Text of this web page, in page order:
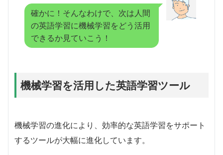
確かに！そんなわけで、次は人間
の英語学習に機械学習をどう活用
できるか見ていこう！
機械学習を活用した英語学習ツール
機械学習の進化により、効率的な英語学習をサポート
するツールが大幅に進化しています。